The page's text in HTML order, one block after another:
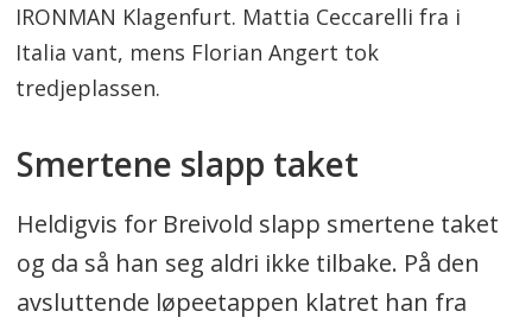
IRONMAN Klagenfurt. Mattia Ceccarelli fra i
Italia vant, mens Florian Angert tok
tredjeplassen.
Smertene slapp taket
Heldigvis for Breivold slapp smertene taket
og da så han seg aldri ikke tilbake. På den
avsluttende løpeetappen klatret han fra